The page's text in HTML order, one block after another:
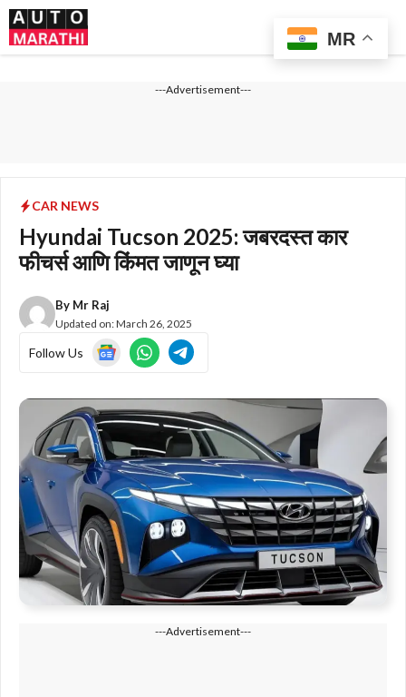
Skip
to
content
---Advertisement---
CAR NEWS
Hyundai Tucson 2025: जबरदस्त कार
फीचर्स आणि किंमत जाणून घ्या
By Mr Raj
Updated on:March 26, 2025
Follow Us
---Advertisement---
MR